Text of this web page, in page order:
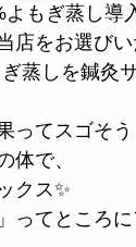
もぎ蒸し導
店をお選びい
蒸しを鍼灸
ってスゴそう
体で、
クス✨
ってところ